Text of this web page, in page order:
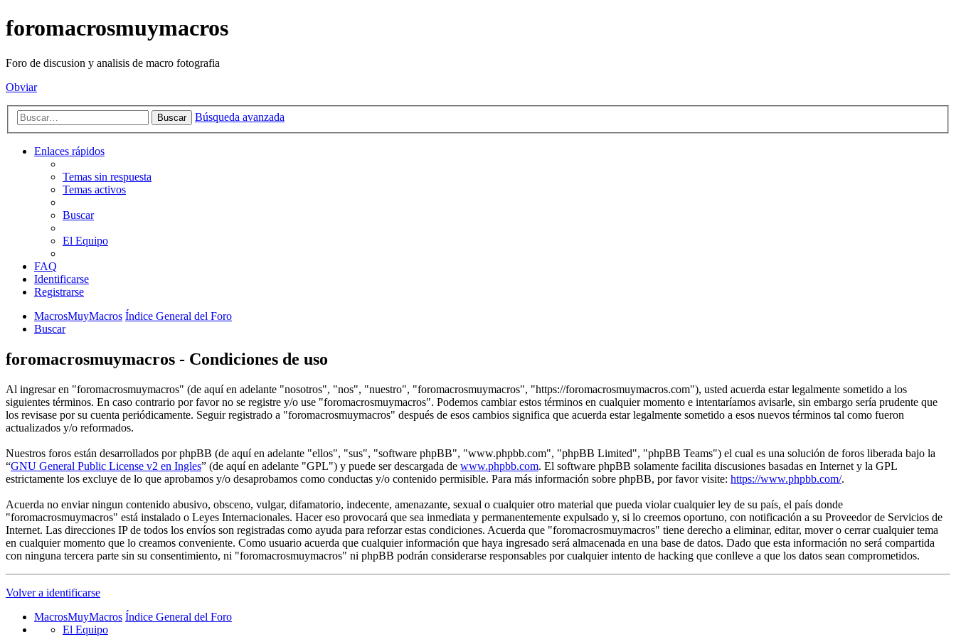
foromacrosmuymacros
Foro de discusion y analisis de macro fotografia
Obviar
Buscar Búsqueda avanzada
Enlaces rápidos
Temas sin respuesta
Temas activos
Buscar
El Equipo
FAQ
Identificarse
Registrarse
MacrosMuyMacros Índice General del Foro
Buscar
foromacrosmuymacros - Condiciones de uso
Al ingresar en "foromacrosmuymacros" (de aquí en adelante "nosotros", "nos", "nuestro", "foromacrosmuymacros", "https://foromacrosmuymacros.com"), usted acuerda estar legalmente sometido a los
siguientes términos. En caso contrario por favor no se registre y/o use "foromacrosmuymacros". Podemos cambiar estos términos en cualquier momento e intentaríamos avisarle, sin embargo sería prudente que
los revisase por su cuenta periódicamente. Seguir registrado a "foromacrosmuymacros" después de esos cambios significa que acuerda estar legalmente sometido a esos nuevos términos tal como fueron
actualizados y/o reformados.
Nuestros foros están desarrollados por phpBB (de aquí en adelante "ellos", "sus", "software phpBB", "www.phpbb.com", "phpBB Limited", "phpBB Teams") el cual es una solución de foros liberada bajo la
“GNU General Public License v2 en Ingles” (de aquí en adelante "GPL") y puede ser descargada de www.phpbb.com. El software phpBB solamente facilita discusiones basadas en Internet y la GPL
estrictamente los excluye de lo que aprobamos y/o desaprobamos como conductas y/o contenido permisible. Para más información sobre phpBB, por favor visite: https://www.phpbb.com/.
Acuerda no enviar ningun contenido abusivo, obsceno, vulgar, difamatorio, indecente, amenazante, sexual o cualquier otro material que pueda violar cualquier ley de su país, el país donde
"foromacrosmuymacros" está instalado o Leyes Internacionales. Hacer eso provocará que sea inmediata y permanentemente expulsado y, si lo creemos oportuno, con notificación a su Proveedor de Servicios de
Internet. Las direcciones IP de todos los envíos son registradas como ayuda para reforzar estas condiciones. Acuerda que "foromacrosmuymacros" tiene derecho a eliminar, editar, mover o cerrar cualquier tema
en cualquier momento que lo creamos conveniente. Como usuario acuerda que cualquier información que haya ingresado será almacenada en una base de datos. Dado que esta información no será compartida
con ninguna tercera parte sin su consentimiento, ni "foromacrosmuymacros" ni phpBB podrán considerarse responsables por cualquier intento de hacking que conlleve a que los datos sean comprometidos.
Volver a identificarse
MacrosMuyMacros Índice General del Foro
El Equipo